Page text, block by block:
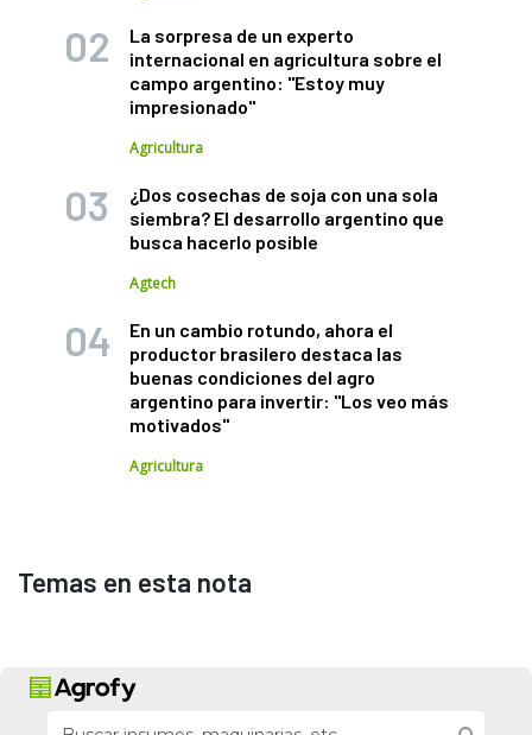
La sorpresa de un experto
internacional en agricultura sobre el
campo argentino: "Estoy muy
impresionado"
Agricultura
¿Dos cosechas de soja con una sola
siembra? El desarrollo argentino que
busca hacerlo posible
Agtech
En un cambio rotundo, ahora el
productor brasilero destaca las
buenas condiciones del agro
argentino para invertir: "Los veo más
motivados"
Agricultura
Temas en esta nota